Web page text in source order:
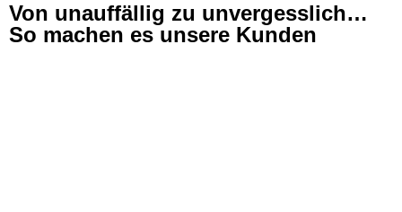
Von unauffällig zu unvergesslich…
So machen es unsere Kunden